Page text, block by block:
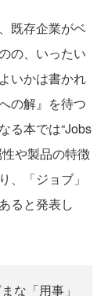
既存企業がベ
の、いったい
いかは書かれ
の解』を待つ
る本では“Jobs
や製品の特徴
、「ジョブ」
ると発表し
な「用事」